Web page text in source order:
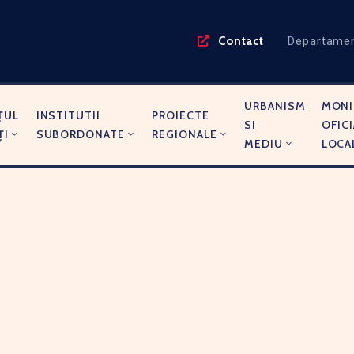
Contact
INSTITUTII
SUBORDONATE
PROIECTE
REGIONALE
URBANISM
SI
MEDIU